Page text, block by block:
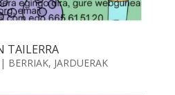
TAILERRA
| BERRIAK, JARDUERAK